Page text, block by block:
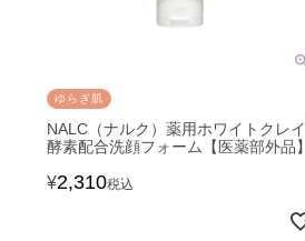
ゆらぎ肌
NALC（ナルク）薬用ホワイトクレイ
酵素配合洗顔フォーム【医薬部外品】
¥2,310税込